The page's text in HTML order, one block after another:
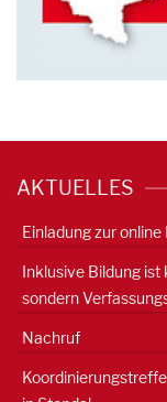
AKTUELLES
Einladung zur
Inklusive Bildung
sondern
Nachruf